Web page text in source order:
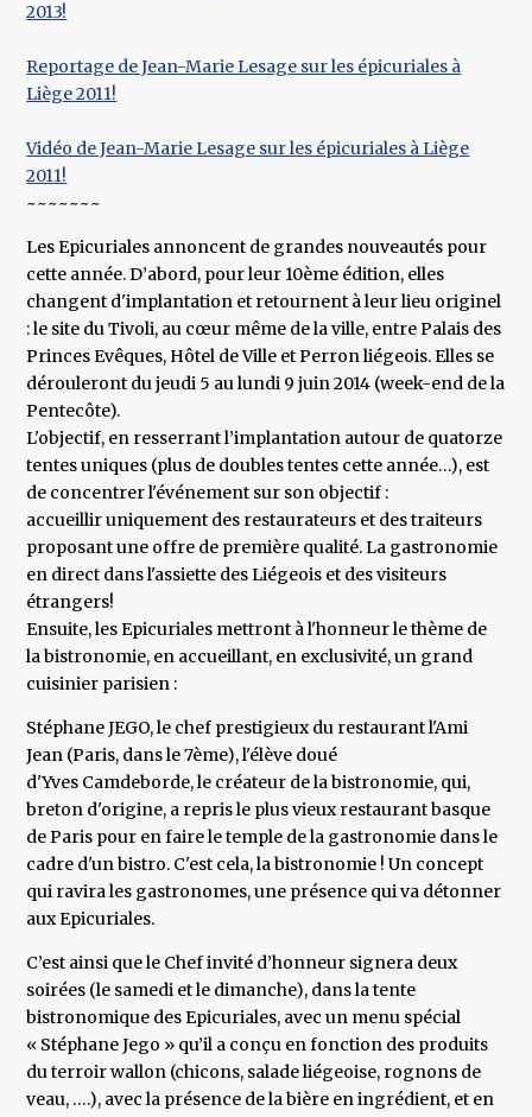
2013!
Reportage de Jean-Marie Lesage sur les épicuriales à
Liège 2011!
Vidéo de Jean-Marie Lesage sur les épicuriales à Liège
2011!
~~~~~~~
Les Epicuriales annoncent de grandes nouveautés pour
cette année. D’abord, pour leur 10ème édition, elles
changent d'implantation et retournent à leur lieu originel
: le site du Tivoli, au cœur même de la ville, entre Palais des
Princes Evêques, Hôtel de Ville et Perron liégeois. Elles se
dérouleront du jeudi 5 au lundi 9 juin 2014 (week-end de la
Pentecôte).
L'objectif, en resserrant l’implantation autour de quatorze
tentes uniques (plus de doubles tentes cette année…), est
de concentrer l'événement sur son objectif :
accueillir uniquement des restaurateurs et des traiteurs
proposant une offre de première qualité. La gastronomie
en direct dans l'assiette des Liégeois et des visiteurs
étrangers!
Ensuite, les Epicuriales mettront à l'honneur le thème de
la bistronomie, en accueillant, en exclusivité, un grand
cuisinier parisien :
Stéphane JEGO, le chef prestigieux du restaurant l'Ami
Jean (Paris, dans le 7ème), l'élève doué
d'Yves Camdeborde, le créateur de la bistronomie, qui,
breton d'origine, a repris le plus vieux restaurant basque
de Paris pour en faire le temple de la gastronomie dans le
cadre d'un bistro. C'est cela, la bistronomie ! Un concept
qui ravira les gastronomes, une présence qui va détonner
aux Epicuriales.
C’est ainsi que le Chef invité d’honneur signera deux
soirées (le samedi et le dimanche), dans la tente
bistronomique des Epicuriales, avec un menu spécial
« Stéphane Jego » qu’il a conçu en fonction des produits
du terroir wallon (chicons, salade liégeoise, rognons de
veau, ….), avec la présence de la bière en ingrédient, et en